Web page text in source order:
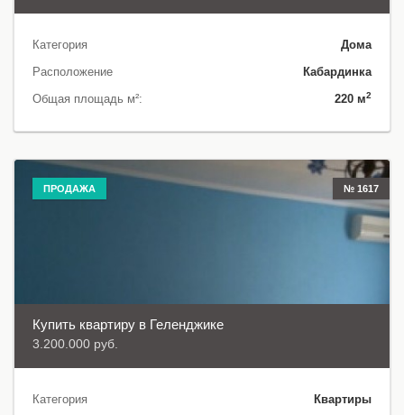
Категория
Дома
Расположение
Кабардинка
Общая площадь м²:
220 м2
ПРОДАЖА № 1617
Купить квартиру в Геленджике
3.200.000 руб.
Категория
Квартиры